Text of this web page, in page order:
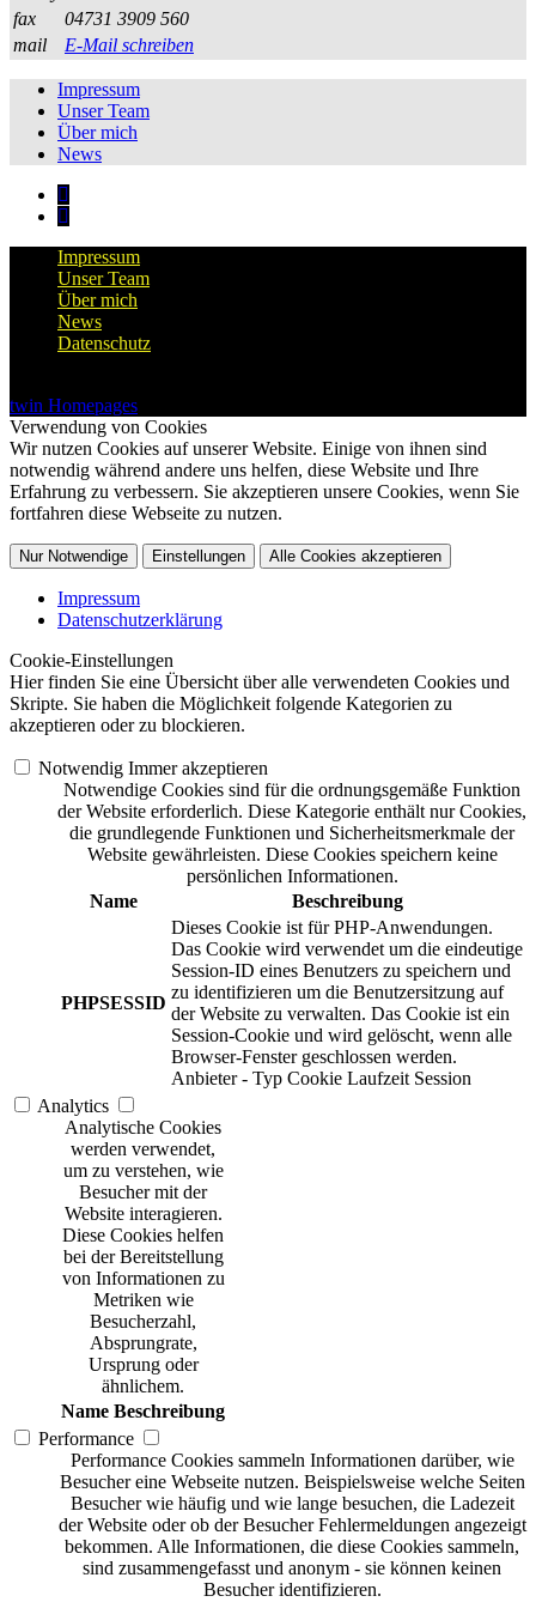
fax
04731 3909 560
mail
E-Mail schreiben
Impressum
Unser Team
Über mich
News
Impressum
Unser Team
Über mich
News
Datenschutz
twin Homepages
Verwendung von Cookies
Wir nutzen Cookies auf unserer Website. Einige von ihnen sind
notwendig während andere uns helfen, diese Website und Ihre
Erfahrung zu verbessern. Sie akzeptieren unsere Cookies, wenn Sie
fortfahren diese Webseite zu nutzen.
Nur Notwendige Einstellungen Alle Cookies akzeptieren
Impressum
Datenschutzerklärung
Cookie-Einstellungen
Hier finden Sie eine Übersicht über alle verwendeten Cookies und
Skripte. Sie haben die Möglichkeit folgende Kategorien zu
akzeptieren oder zu blockieren.
Notwendig Immer akzeptieren
Notwendige Cookies sind für die ordnungsgemäße Funktion
der Website erforderlich. Diese Kategorie enthält nur Cookies,
die grundlegende Funktionen und Sicherheitsmerkmale der
Website gewährleisten. Diese Cookies speichern keine
persönlichen Informationen.
Name
Beschreibung
PHPSESSID
Dieses Cookie ist für PHP-Anwendungen.
Das Cookie wird verwendet um die eindeutige
Session-ID eines Benutzers zu speichern und
zu identifizieren um die Benutzersitzung auf
der Website zu verwalten. Das Cookie ist ein
Session-Cookie und wird gelöscht, wenn alle
Browser-Fenster geschlossen werden.
Anbieter - Typ Cookie Laufzeit Session
Analytics
Analytische Cookies
werden verwendet,
um zu verstehen, wie
Besucher mit der
Website interagieren.
Diese Cookies helfen
bei der Bereitstellung
von Informationen zu
Metriken wie
Besucherzahl,
Absprungrate,
Ursprung oder
ähnlichem.
Name Beschreibung
Performance
Performance Cookies sammeln Informationen darüber, wie
Besucher eine Webseite nutzen. Beispielsweise welche Seiten
Besucher wie häufig und wie lange besuchen, die Ladezeit
der Website oder ob der Besucher Fehlermeldungen angezeigt
bekommen. Alle Informationen, die diese Cookies sammeln,
sind zusammengefasst und anonym - sie können keinen
Besucher identifizieren.